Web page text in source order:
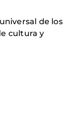
de los
cultura y